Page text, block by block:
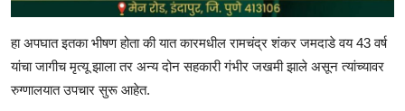
हा अपघात इतका भीषण होता की यात कारमधील रामचंद्र शंकर जमदाडे वय 43 वर्ष
यांचा जागीच मृत्यू झाला तर अन्य दोन सहकारी गंभीर जखमी झाले असून त्यांच्यावर
रुग्णालयात उपचार सुरू आहेत.